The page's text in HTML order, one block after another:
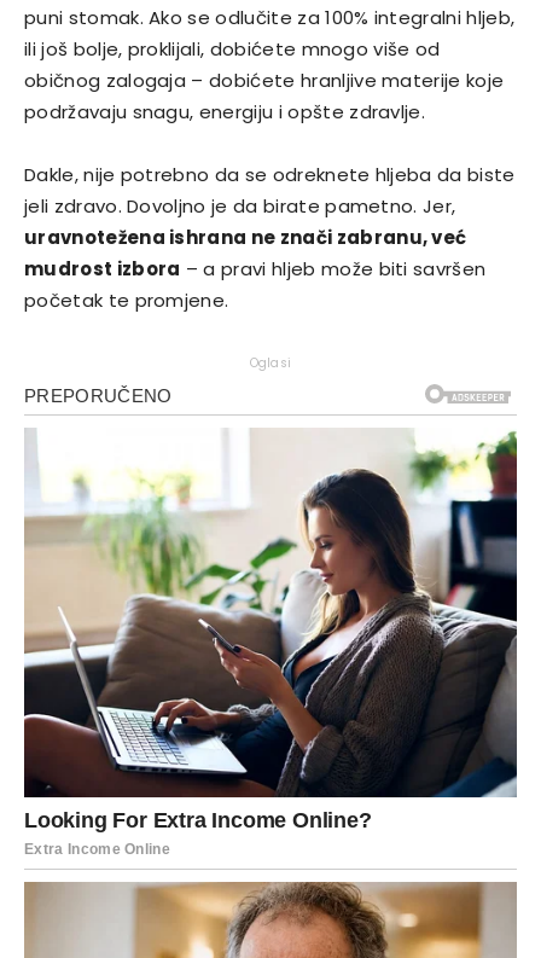
puni stomak. Ako se odlučite za 100% integralni hljeb,
ili još bolje, proklijali, dobićete mnogo više od
običnog zalogaja – dobićete hranljive materije koje
podržavaju snagu, energiju i opšte zdravlje.
Dakle, nije potrebno da se odreknete hljeba da biste
jeli zdravo. Dovoljno je da birate pametno. Jer,
uravnotežena ishrana ne znači zabranu, već
mudrost izbora – a pravi hljeb može biti savršen
početak te promjene.
Oglasi